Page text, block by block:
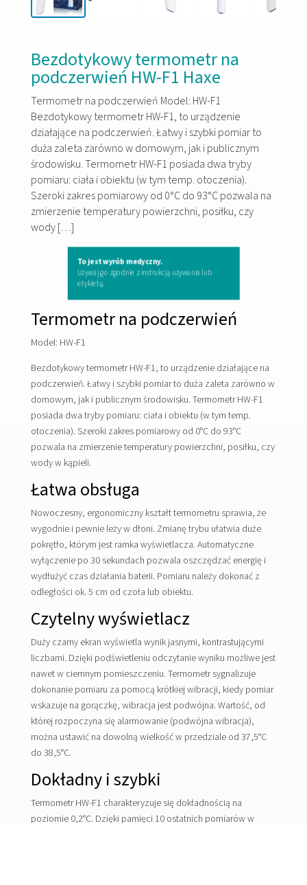
Bezdotykowy termometr na
podczerwień HW-F1 Haxe
Termometr na podczerwień Model: HW-F1
Bezdotykowy termometr HW-F1, to urządzenie
działające na podczerwień. Łatwy i szybki pomiar to
duża zaleta zarówno w domowym, jak i publicznym
środowisku. Termometr HW-F1 posiada dwa tryby
pomiaru: ciała i obiektu (w tym temp. otoczenia).
Szeroki zakres pomiarowy od 0°C do 93°C pozwala na
zmierzenie temperatury powierzchni, posiłku, czy
wody […]
To jest wyrób medyczny.
Używaj go zgodnie z instrukcją używania lub
etykietą.
Termometr na podczerwień
Model: HW-F1
Bezdotykowy termometr HW-F1, to urządzenie działające na
podczerwień. Łatwy i szybki pomiar to duża zaleta zarówno w
domowym, jak i publicznym środowisku. Termometr HW-F1
posiada dwa tryby pomiaru: ciała i obiektu (w tym temp.
otoczenia). Szeroki zakres pomiarowy od 0°C do 93°C
pozwala na zmierzenie temperatury powierzchni, posiłku, czy
wody w kąpieli.
Łatwa obsługa
Nowoczesny, ergonomiczny kształt termometru sprawia, że
wygodnie i pewnie leży w dłoni. Zmianę trybu ułatwia duże
pokrętło, którym jest ramka wyświetlacza. Automatyczne
wyłączenie po 30 sekundach pozwala oszczędzać energię i
wydłużyć czas działania baterii. Pomiaru należy dokonać z
odległości ok. 5 cm od czoła lub obiektu.
Czytelny wyświetlacz
Duży czarny ekran wyświetla wynik jasnymi, kontrastującymi
liczbami. Dzięki podświetleniu odczytanie wyniku możliwe jest
nawet w ciemnym pomieszczeniu. Termometr sygnalizuje
dokonanie pomiaru za pomocą krótkiej wibracji, kiedy pomiar
wskazuje na gorączkę, wibracja jest podwójna. Wartość, od
której rozpoczyna się alarmowanie (podwójna wibracja),
można ustawić na dowolną wielkość w przedziale od 37,5°C
do 38,5°C.
Dokładny i szybki
Termometr HW-F1 charakteryzuje się dokładnością na
poziomie 0,2°C. Dzięki pamięci 10 ostatnich pomiarów w